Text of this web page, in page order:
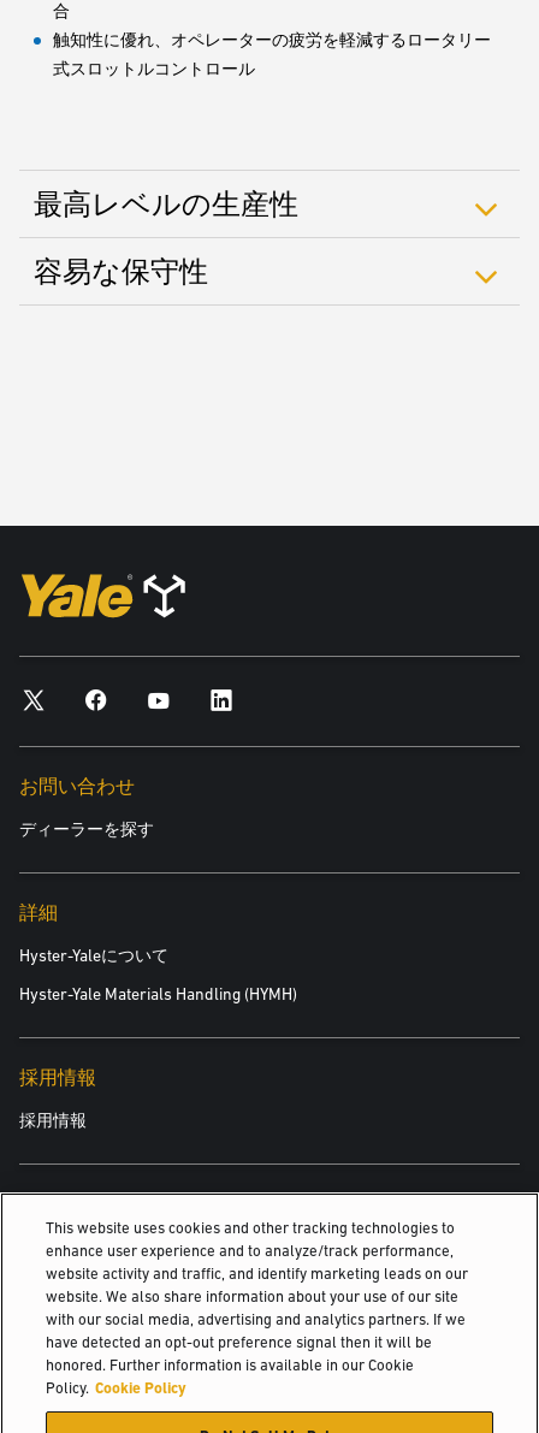
合
触知性に優れ、オペレーターの疲労を軽減するロータリー
式スロットルコントロール
最高レベルの生産性
容易な保守性
お問い合わせ
ディーラーを探す
詳細
Hyster-Yaleについて
Hyster-Yale Materials Handling (HYMH)
採用情報
採用情報
ウォーキー低リフトパレットトラック
電動ストラドルスタッカー
歩行式高所用スタッカー
© 2026 Hyster-Yale Materials Handling, Inc., all rights reserved.
This website uses cookies and other tracking technologies to
enhance user experience and to analyze/track performance,
website activity and traffic, and identify marketing leads on our
website. We also share information about your use of our site
with our social media, advertising and analytics partners. If we
have detected an opt-out preference signal then it will be
honored. Further information is available in our Cookie
Policy. Cookie Policy